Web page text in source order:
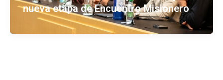
nueva etapa de Encuentro Misionero